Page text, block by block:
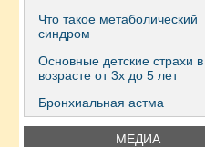
Что такое метаболический
синдром
Основные детские страхи в
возрасте от 3х до 5 лет
Бронхиальная астма
МЕДИА